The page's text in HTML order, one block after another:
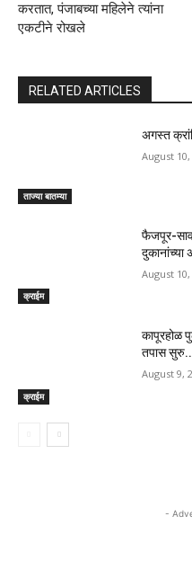
करतात, पंजाबच्या महिलेने त्यांना
एकटीने रोखले
RELATED ARTICLES
ताज्या बातम्या
अगस्त
August 10,
क्राईम
फैजपूर-
दुकानांच्या
August 10,
क्राईम
कापूरहोळ
तपास सुरु..
August 9,
-